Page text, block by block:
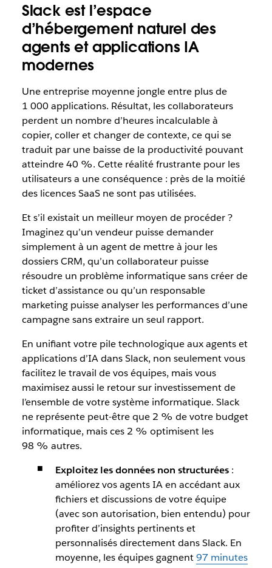
Slack est l’espace
d’hébergement naturel des
agents et applications IA
modernes
Une entreprise moyenne jongle entre plus de
1 000 applications. Résultat, les collaborateurs
perdent un nombre d’heures incalculable à
copier, coller et changer de contexte, ce qui se
traduit par une baisse de la productivité pouvant
atteindre 40 %. Cette réalité frustrante pour les
utilisateurs a une conséquence : près de la moitié
des licences SaaS ne sont pas utilisées.
Et s’il existait un meilleur moyen de procéder ?
Imaginez qu’un vendeur puisse demander
simplement à un agent de mettre à jour les
dossiers CRM, qu’un collaborateur puisse
résoudre un problème informatique sans créer de
ticket d’assistance ou qu’un responsable
marketing puisse analyser les performances d’une
campagne sans extraire un seul rapport.
En unifiant votre pile technologique aux agents et
applications d’IA dans Slack, non seulement vous
facilitez le travail de vos équipes, mais vous
maximisez aussi le retour sur investissement de
l’ensemble de votre système informatique. Slack
ne représente peut-être que 2 % de votre budget
informatique, mais ces 2 % optimisent les
98 % autres.
Exploitez les données non structurées:
améliorez vos agents IA en accédant aux
fichiers et discussions de votre équipe
(avec son autorisation, bien entendu) pour
profiter d’insights pertinents et
personnalisés directement dans Slack. En
moyenne, les équipes gagnent97 minutes